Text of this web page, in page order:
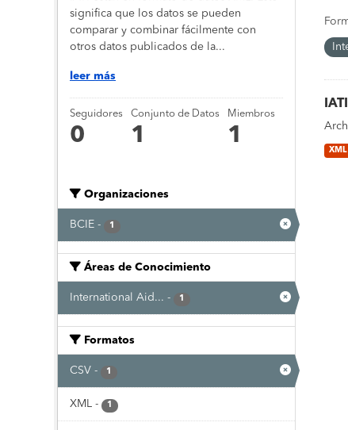
significa que los datos se pueden
comparar y combinar fácilmente con
otros datos publicados de la...
leer más
Seguidores
0
Conjunto de Datos
1
Miembros
1
Organizaciones
BCIE - 1
Áreas de Conocimiento
International Aid... - 1
Formatos
CSV - 1
XML - 1
XML